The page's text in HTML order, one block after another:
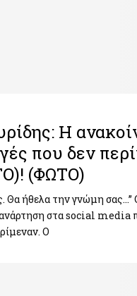
H
που δεν
(ΦΩΤΟ)
Θα ήθελα την γνώμη σας…”
στα social media
Ο